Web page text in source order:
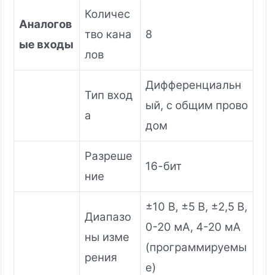
Аналогов
ые входы
Количес
тво кана
лов
8
Тип вход
а
Дифференциальн
ый, с общим прово
дом
Разреше
ние
16-бит
Диапазо
ны изме
рения
±10 В, ±5 В, ±2,5 В,
0-20 мА, 4-20 мА
(программируемы
е)